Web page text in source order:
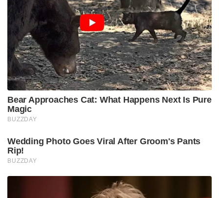
Bear Approaches Cat: What Happens Next Is Pure
Magic
BUZZDAY
Wedding Photo Goes Viral After Groom's Pants
Rip!
BUZZDAY